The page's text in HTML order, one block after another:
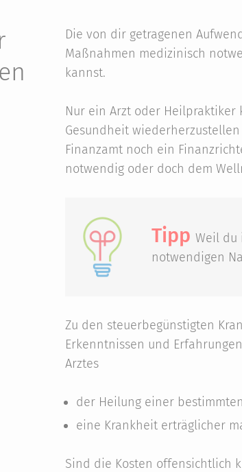
Die von dir getragenen
Maßnahmen medizinisch
kannst.
Nur ein Arzt oder
Gesundheit
Finanzamt noch ein
notwendig oder doch dem
Tipp Weil du
notwendigen
Zu den steuerbegünstigten
Erkenntnissen und
Arztes
der Heilung einer
eine Krankheit erträglicher
Sind die Kosten offensichtlich